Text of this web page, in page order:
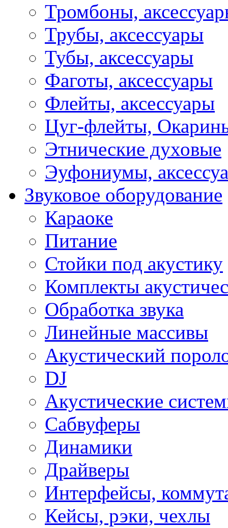
Тромбоны,
Трубы, аксессуары
Тубы, аксессуары
Фаготы, аксессуары
Флейты, аксессуары
Цуг-флейты,
Этнические духовые
Эуфониумы,
Звуковое оборудование
Караоке
Питание
Стойки под акустику
Комплекты
Обработка звука
Линейные массивы
Акустический
DJ
Акустические
Сабвуферы
Динамики
Драйверы
Интерфейсы,
Кейсы, рэки, чехлы